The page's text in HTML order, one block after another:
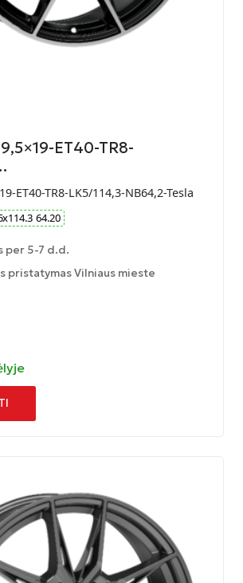
ET40-TR8-
ET40-TR8-LK5/114,3-NB64,2-Tesla
x114.3 64.20
per 5-7 d.d.
pristatymas Vilniaus mieste